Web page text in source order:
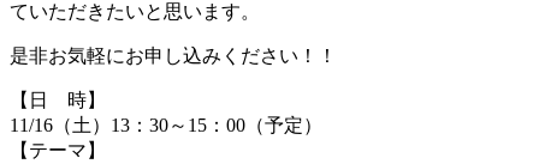
ていただきたいと思います。
是非お気軽にお申し込みください！！
【日 時】
11/16（土）13：30～15：00（予定）
【テーマ】